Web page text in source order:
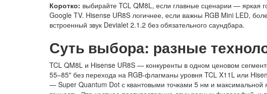
Коротко: выбирайте TCL QM8L, если главные сценарии — яркая
Google TV. Hisense UR8S логичнее, если важны RGB Mini LED,
встроенный звук Devialet 2.1.2 без обязательного саундбара.
Суть выбора: разные
TCL QM8L и Hisense UR8S — конкуренты в одном ценовом
55–85" без перехода на RGB-флагманы уровня TCL X11L или
— Super Quantum Dot с квантовыми точками 5 нм и максимальной